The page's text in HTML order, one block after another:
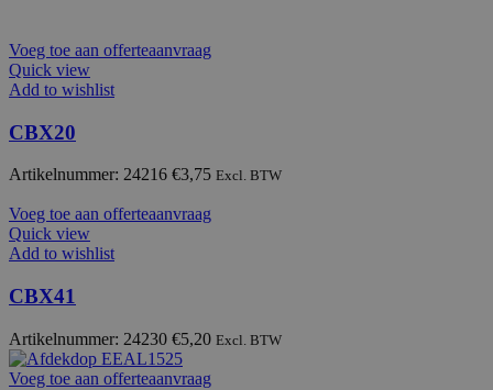
Voeg toe aan offerteaanvraag
Quick view
Add to wishlist
CBX20
Artikelnummer: 24216 €3,75 Excl. BTW
Voeg toe aan offerteaanvraag
Quick view
Add to wishlist
CBX41
Artikelnummer: 24230 €5,20 Excl. BTW
Voeg toe aan offerteaanvraag